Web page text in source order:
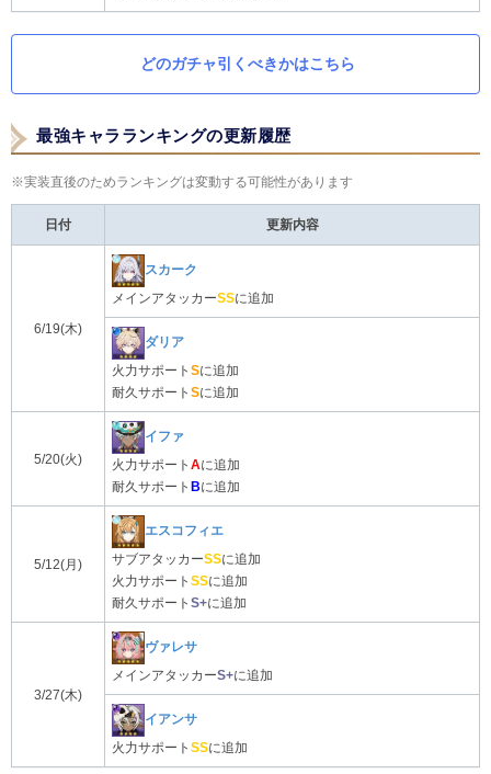
どのガチャ引くべきかはこちら
最強キャラランキングの更新履歴
※実装直後のためランキングは変動する可能性があります
日付 更新内容
6/19(木)
スカーク
メインアタッカーSSに追加
ダリア
火力サポート Sに追加
耐久サポート Sに追加
5/20(火)
イファ
火力サポート Aに追加
耐久サポート Bに追加
5/12(月)
エスコフィエ
サブアタッカーSSに追加
火力サポート SSに追加
耐久サポート S+に追加
3/27(木)
ヴァレサ
メインアタッカーS+に追加
イアンサ
火力サポート SSに追加